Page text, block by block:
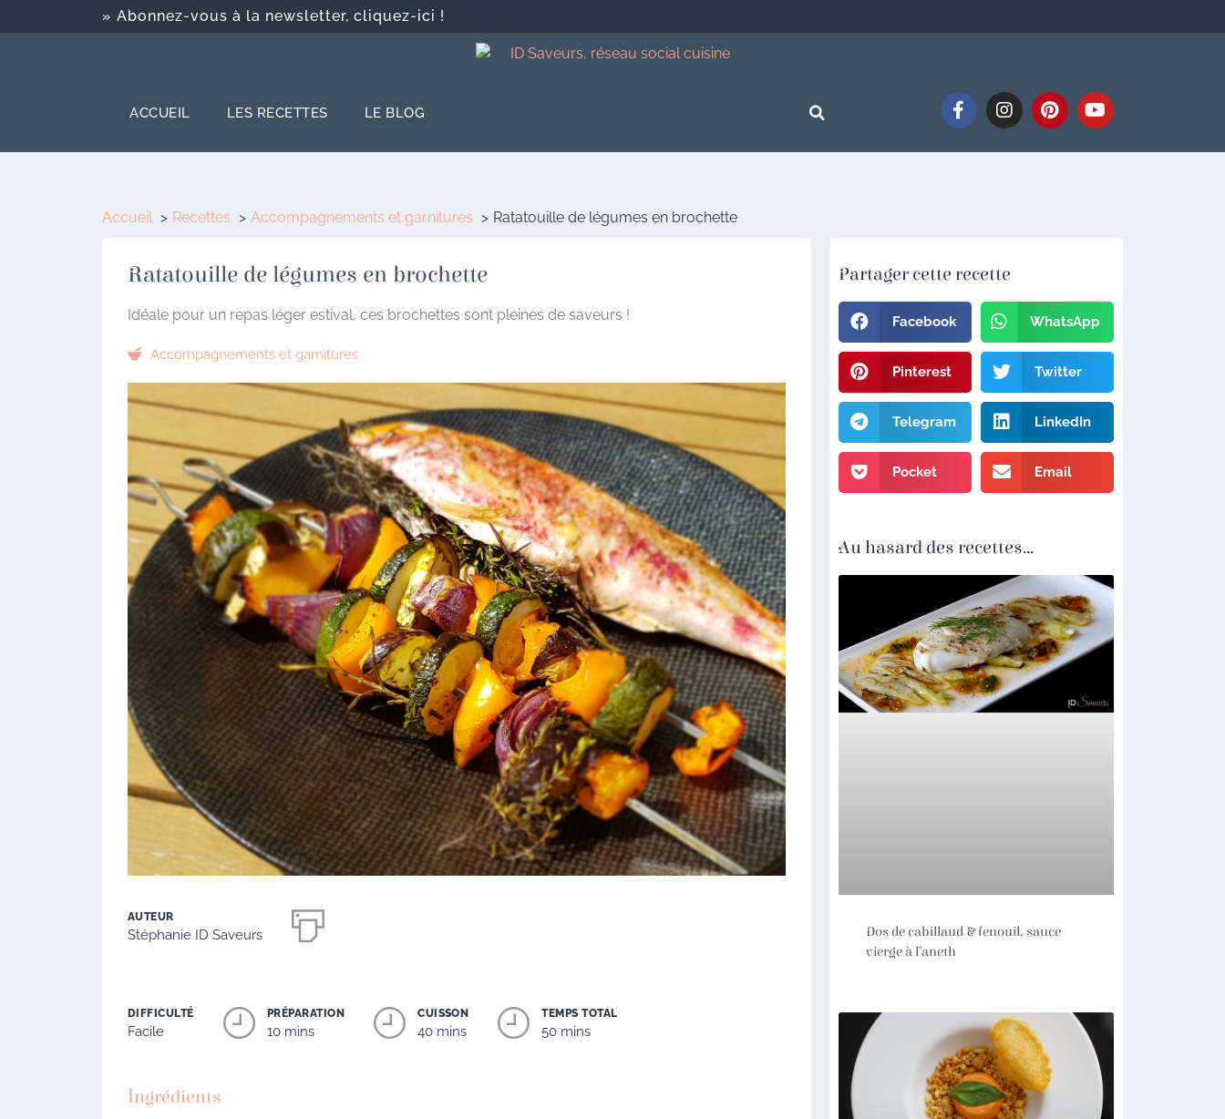
» Abonnez-vous à la newsletter, cliquez-ici !
ACCUEIL LES RECETTES LE BLOG
Accueil Recettes Accompagnements et garnitures Ratatouille de légumes en brochette
Ratatouille de légumes en brochette
Idéale pour un repas léger estival, ces brochettes sont pleines de saveurs !
Accompagnements et garnitures
AUTEUR
Stéphanie ID Saveurs
DIFFICULTÉ
Facile
PRÉPARATION
10 mins
CUISSON
40 mins
TEMPS TOTAL
50 mins
Ingrédients
Partager cette recette
Facebook WhatsApp
Pinterest Twitter
Telegram LinkedIn
Pocket Email
Au hasard des recettes...
Dos de cabillaud & fenouil, sauce
vierge à l’aneth